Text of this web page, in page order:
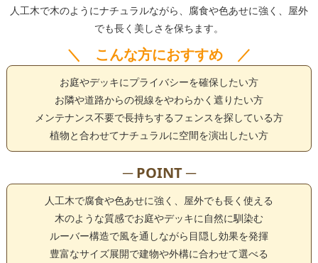
人工木で木のようにナチュラルながら、腐食や色あせに強く、屋外
でも長く美しさを保ちます。
＼ こんな方におすすめ ／
お庭やデッキにプライバシーを確保したい方
お隣や道路からの視線をやわらかく遮りたい方
メンテナンス不要で長持ちするフェンスを探している方
植物と合わせてナチュラルに空間を演出したい方
─ POINT ─
人工木で腐食や色あせに強く、屋外でも長く使える
木のような質感でお庭やデッキに自然に馴染む
ルーバー構造で風を通しながら目隠し効果を発揮
豊富なサイズ展開で建物や外構に合わせて選べる